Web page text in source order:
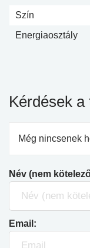
Szín
Energiaosztály
Kérdések
Még nincsenek
Név (nem
Email: